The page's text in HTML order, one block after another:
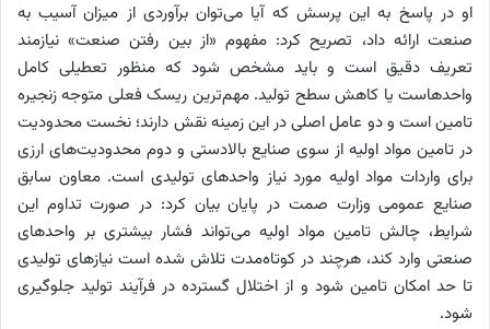
او در پاسخ به این پرسش که آیا می‌توان برآوردی از میزان آسیب به
صنعت ارائه داد، تصریح کرد: مفهوم «از بین رفتن صنعت» نیازمند
تعریف دقیق است و باید مشخص شود که منظور تعطیلی کامل
واحدهاست یا کاهش سطح تولید. مهم‌ترین ریسک فعلی متوجه زنجیره
تامین است و دو عامل اصلی در این زمینه نقش دارند؛ نخست محدودیت
در تامین مواد اولیه از سوی صنایع بالادستی و دوم محدودیت‌های ارزی
برای واردات مواد اولیه مورد نیاز واحدهای تولیدی است. معاون سابق
صنایع عمومی وزارت صمت در پایان بیان کرد: در صورت تداوم این
شرایط، چالش تامین مواد اولیه می‌تواند فشار بیشتری بر واحدهای
صنعتی وارد کند، هرچند در کوتاه‌مدت تلاش شده است نیازهای تولیدی
تا حد امکان تامین شود و از اختلال گسترده در فرآیند تولید جلوگیری
شود.